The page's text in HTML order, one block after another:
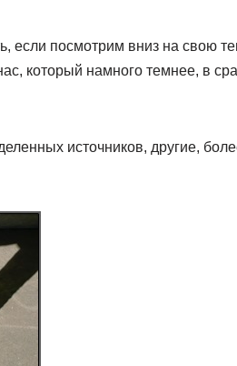
если посмотрим вниз на свою
который намного темнее, в
источников, другие,